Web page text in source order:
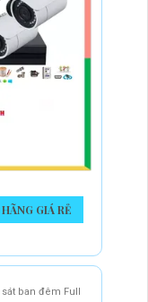
GIÁ RẺ
ban đêm Full